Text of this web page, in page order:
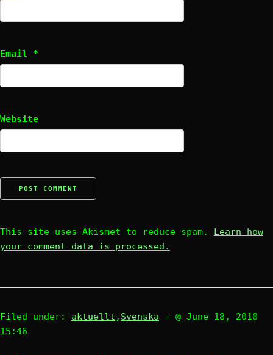
Email *
Website
This site uses Akismet to reduce spam. Learn how
your comment data is processed.
Filed under: aktuellt , Svenska
- @ June 18, 2010
15:46